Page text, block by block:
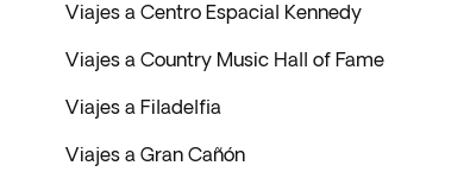
Viajes a Centro Espacial Kennedy
Viajes a Country Music Hall of Fame
Viajes a Filadelfia
Viajes a Gran Cañón